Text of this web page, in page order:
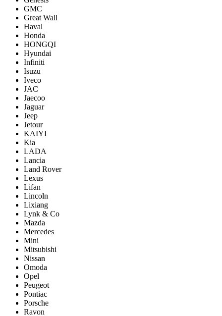
GMC
Great Wall
Haval
Honda
HONGQI
Hyundai
Infiniti
Isuzu
Iveco
JAC
Jaecoo
Jaguar
Jeep
Jetour
KAIYI
Kia
LADA
Lancia
Land Rover
Lexus
Lifan
Lincoln
Lixiang
Lynk & Co
Mazda
Mercedes
Mini
Mitsubishi
Nissan
Omoda
Opel
Peugeot
Pontiac
Porsсhe
Ravon